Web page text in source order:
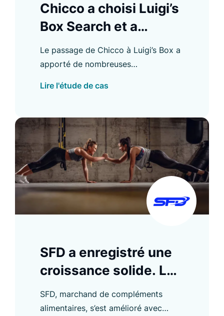
Chicco a choisi Luigi’s
Box Search et a
amélioré l’expérience
d’achat
Le passage de Chicco à Luigi’s Box a
apporté de nombreuses
augmentation du CTR d’Autocomplete
Lire l'étude de cas
SFD a enregistré une
croissance solide. Le
Search Conversion
Rate a augmenté de
SFD, marchand de compléments
alimentaires, s’est amélioré avec